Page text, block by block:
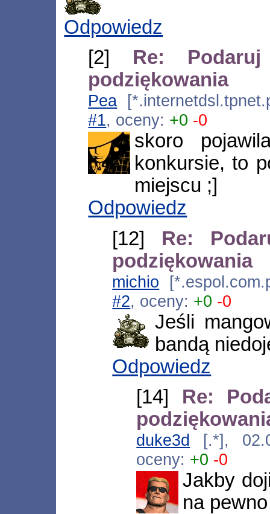
Odpowiedz
[2] Re:
podziękowania
Pea
#1, oceny: +0 -0
skoro
konkursie, to
miejscu ;]
Odpowiedz
[12] Re:
podziękowania
michio
#2, oceny: +0 -0
Jeśli
bandą
Odpowiedz
[14] Re:
duke3d [.*],
oceny: +0 -0
Jakby
na